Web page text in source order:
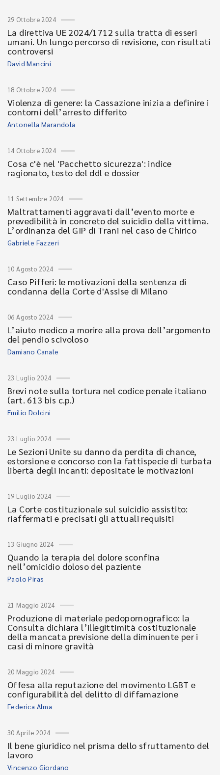
29 Ottobre 2024
La direttiva UE 2024/1712 sulla tratta di esseri
umani. Un lungo percorso di revisione, con risultati
controversi
David Mancini
18 Ottobre 2024
Violenza di genere: la Cassazione inizia a definire i
contorni dell’arresto differito
Antonella Marandola
14 Ottobre 2024
Cosa c'è nel 'Pacchetto sicurezza': indice
ragionato, testo del ddl e dossier
11 Settembre 2024
Maltrattamenti aggravati dall’evento morte e
prevedibilità in concreto del suicidio della vittima.
L’ordinanza del GIP di Trani nel caso de Chirico
Gabriele Fazzeri
10 Agosto 2024
Caso Pifferi: le motivazioni della sentenza di
condanna della Corte d'Assise di Milano
06 Agosto 2024
L’aiuto medico a morire alla prova dell’argomento
del pendio scivoloso
Damiano Canale
23 Luglio 2024
Brevi note sulla tortura nel codice penale italiano
(art. 613 bis c.p.)
Emilio Dolcini
23 Luglio 2024
Le Sezioni Unite su danno da perdita di chance,
estorsione e concorso con la fattispecie di turbata
libertà degli incanti: depositate le motivazioni
19 Luglio 2024
La Corte costituzionale sul suicidio assistito:
riaffermati e precisati gli attuali requisiti
13 Giugno 2024
Quando la terapia del dolore sconfina
nell’omicidio doloso del paziente
Paolo Piras
21 Maggio 2024
Produzione di materiale pedopornografico: la
Consulta dichiara l’illegittimità costituzionale
della mancata previsione della diminuente per i
casi di minore gravità
20 Maggio 2024
Offesa alla reputazione del movimento LGBT e
configurabilità del delitto di diffamazione
Federica Alma
30 Aprile 2024
Il bene giuridico nel prisma dello sfruttamento del
lavoro
Vincenzo Giordano